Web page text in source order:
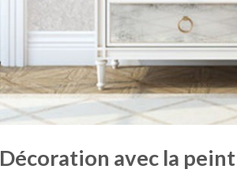
Décoration avec la